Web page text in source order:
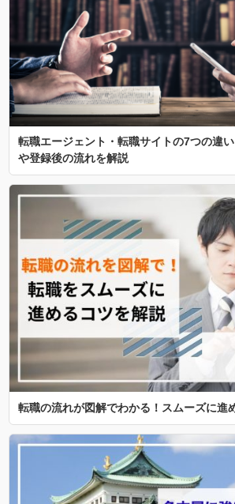
転職エージェント・転職サイトの7つの違
や登録後の流れを解説
転職の流れが図解でわかる！スムーズに進